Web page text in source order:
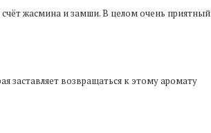
жасмина и замши. В целом очень приятный
заставляет возвращаться к этому аромату